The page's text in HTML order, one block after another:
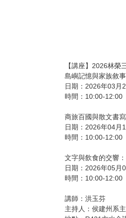
【講座】2026林榮
島嶼記憶與家族敘
日期：2026年03月
時間：10:00-12:00
商旅百國與散文書
日期：2026年04月
時間：10:00-12:00
文字與飲食的交響
日期：2026年05月
時間：10:00-12:00
講師：洪玉芬
主持人：侯建州系